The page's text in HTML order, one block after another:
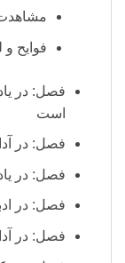
فوایح و
فصل: در
است
فصل: در
فصل: در
فصل: در
فصل: در